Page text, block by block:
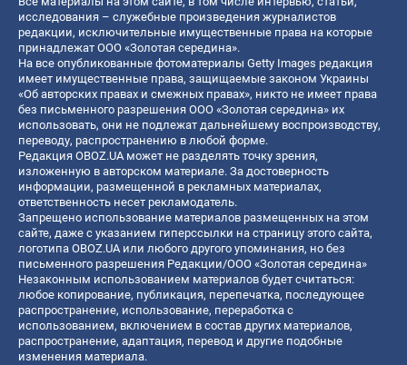
исследования – служебные произведения журналистов
редакции, исключительные имущественные права на которые
принадлежат ООО «Золотая середина».
На все опубликованные фотоматериалы Getty Images редакция
имеет имущественные права, защищаемые законом Украины
«Об авторских правах и смежных правах», никто не имеет права
без письменного разрешения ООО «Золотая середина» их
использовать, они не подлежат дальнейшему воспроизводству,
переводу, распространению в любой форме.
Редакция OBOZ.UA может не разделять точку зрения,
изложенную в авторском материале. За достоверность
информации, размещенной в рекламных материалах,
ответственность несет рекламодатель.
Запрещено использование материалов размещенных на этом
сайте, даже с указанием гиперссылки на страницу этого сайта,
логотипа OBOZ.UA или любого другого упоминания, но без
письменного разрешения Редакции/ООО «Золотая середина»
Незаконным использованием материалов будет считаться:
любое копирование, публикация, перепечатка, последующее
распространение, использование, переработка с
использованием, включением в состав других материалов,
распространение, адаптация, перевод и другие подобные
изменения материала.